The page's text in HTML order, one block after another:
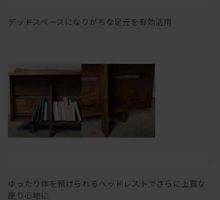
デッドスペースになりがちな足元を有効活用
ゆったり体を預けられるヘッドレストでさらに上質な
座り心地に